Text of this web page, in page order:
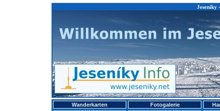
Jeseniky
Wanderkarten Fotogalerie